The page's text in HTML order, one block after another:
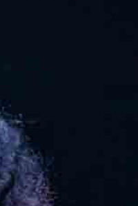
ISTORIJA
KŪRĖJAI
REPERTUARAS
FESTIVALIS
EDUKACIJA IR